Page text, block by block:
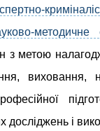
методичне
з метою
виховання,
і